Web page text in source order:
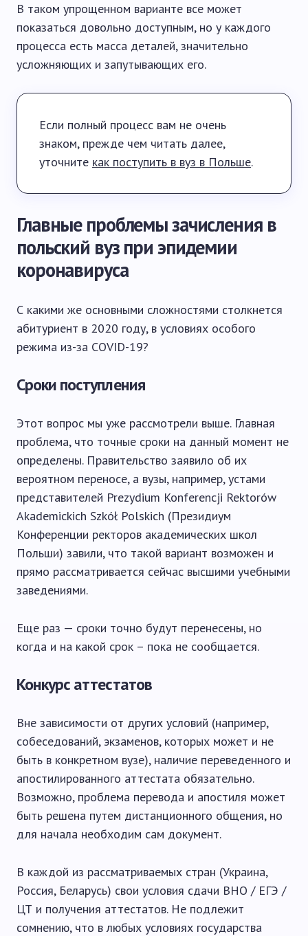
В таком упрощенном варианте все может
показаться довольно доступным, но у каждого
процесса есть масса деталей, значительно
усложняющих и запутывающих его.
Если полный процесс вам не очень
знаком, прежде чем читать далее,
уточните как поступить в вуз в Польше.
Главные проблемы зачисления в
польский вуз при эпидемии
коронавируса
С какими же основными сложностями столкнется
абитуриент в 2020 году, в условиях особого
режима из-за COVID-19?
Сроки поступления
Этот вопрос мы уже рассмотрели выше. Главная
проблема, что точные сроки на данный момент не
определены. Правительство заявило об их
вероятном переносе, а вузы, например, устами
представителей Prezydium Konferencji Rektorów
Akademickich Szkół Polskich (Президиум
Конференции ректоров академических школ
Польши) завили, что такой вариант возможен и
прямо рассматривается сейчас высшими учебными
заведениями.
Еще раз — сроки точно будут перенесены, но
когда и на какой срок – пока не сообщается.
Конкурс аттестатов
Вне зависимости от других условий (например,
собеседований, экзаменов, которых может и не
быть в конкретном вузе), наличие переведенного и
апостилированного аттестата обязательно.
Возможно, проблема перевода и апостиля может
быть решена путем дистанционного общения, но
для начала необходим сам документ.
В каждой из рассматриваемых стран (Украина,
Россия, Беларусь) свои условия сдачи ВНО / ЕГЭ /
ЦТ и получения аттестатов. Не подлежит
сомнению, что в любых условиях государства